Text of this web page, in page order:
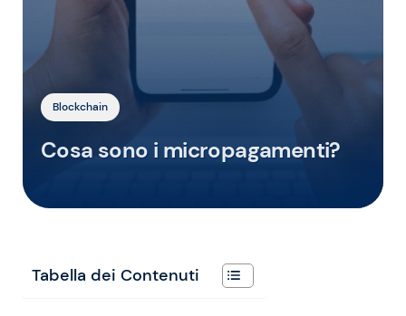
Blockchain
Cosa sono i micropagamenti?
Tabella dei Contenuti